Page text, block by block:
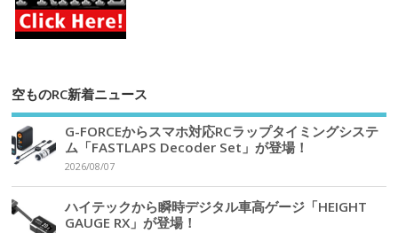
空ものRC新着ニュース
G-FORCEからスマホ対応RCラップタイミングシステ
ム「FASTLAPS Decoder Set」が登場！
2026/08/07
ハイテックから瞬時デジタル車高ゲージ「HEIGHT
GAUGE RX」が登場！